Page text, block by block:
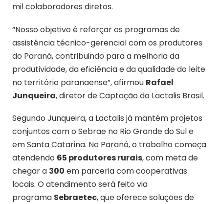
mil colaboradores diretos.
“Nosso objetivo é reforçar os programas de
assistência técnico-gerencial com os produtores
do Paraná, contribuindo para a melhoria da
produtividade, da eficiência e da qualidade do leite
no território paranaense”, afirmou Rafael
Junqueira, diretor de Captação da Lactalis Brasil.
Segundo Junqueira, a Lactalis já mantém projetos
conjuntos com o Sebrae no Rio Grande do Sul e
em Santa Catarina. No Paraná, o trabalho começa
atendendo 65 produtores rurais, com meta de
chegar a 300 em parceria com cooperativas
locais. O atendimento será feito via
programa Sebraetec, que oferece soluções de